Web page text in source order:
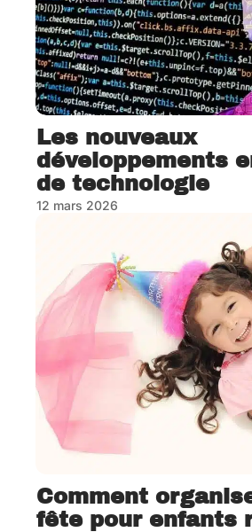
Les nouveaux
développements
de technologie
12 mars 2026
Comment
fête pour enfants